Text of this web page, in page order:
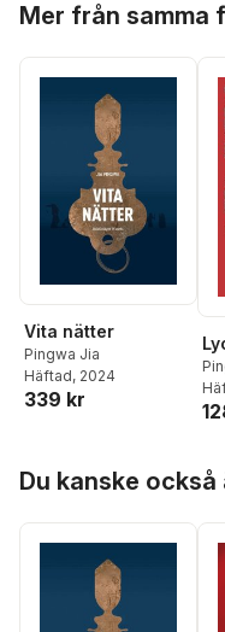
Mer från samma
Vita nätter
Pingwa Jia
Häftad, 2024
339 kr
Du kanske